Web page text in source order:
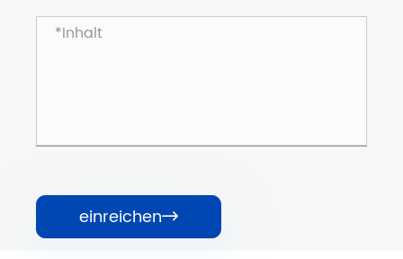
einreichen